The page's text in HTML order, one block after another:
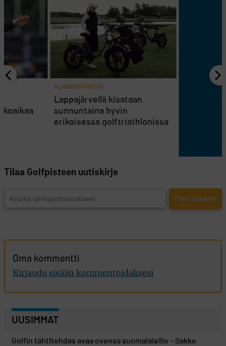
AJANKOHTAISTA
Lappajärvellä kisataan
sunnuntaina hyvin
erikoisessa golftriathlonissa
Tilaa Golfpisteen uutiskirje
Oma kommentti
Kirjaudu sisään kommentoidaksesi
UUSIMMAT
Golfin tähtitehdas avaa ovensa suomalaisille – Sakke